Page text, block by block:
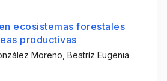
ecosistemas forestales
productivas
Moreno , Beatríz Eugenia